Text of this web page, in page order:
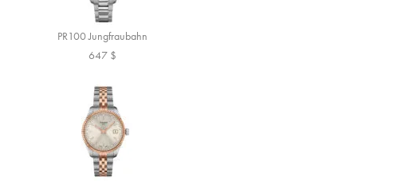
PR100 Jungfraubahn
647 $